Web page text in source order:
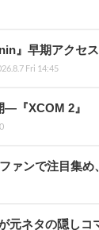
』早期アクセス
Fri 14:45
『XCOM 2』
ァンで注目集め
元ネタの隠しコ